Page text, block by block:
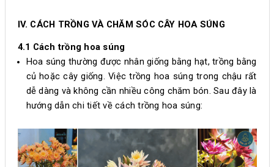
IV. CÁCH TRỒNG VÀ CHĂM SÓC CÂY HOA SÚNG
4.1 Cách trồng hoa súng
Hoa súng thường được nhân giống bằng hạt, trồng bằng
củ hoặc cây giống. Việc trồng hoa súng trong chậu rất
dễ dàng và không cần nhiều công chăm bón. Sau đây là
hướng dẫn chi tiết về cách trồng hoa súng: